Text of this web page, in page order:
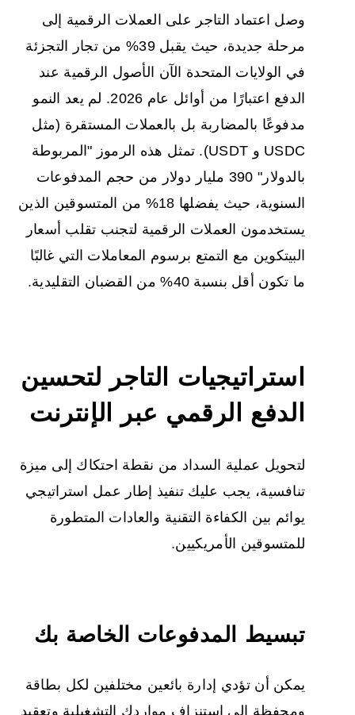
وصل اعتماد التاجر على العملات الرقمية إلى
مرحلة جديدة، حيث يقبل 39% من تجار التجزئة
في الولايات المتحدة الآن الأصول الرقمية عند
الدفع اعتبارًا من أوائل عام 2026. لم يعد النمو
مدفوعًا بالمضاربة بل بالعملات المستقرة (مثل
USDC و USDT). تمثل هذه الرموز "المربوطة
بالدولار" 390 مليار دولار من حجم المدفوعات
السنوية، حيث يفضلها 18% من المتسوقين الذين
يستخدمون العملات الرقمية لتجنب تقلب أسعار
البيتكوين مع التمتع برسوم المعاملات التي غالبًا
ما تكون أقل بنسبة 40% من القضبان التقليدية.
استراتيجيات التاجر لتحسين
الدفع الرقمي عبر الإنترنت
لتحويل عملية السداد من نقطة احتكاك إلى ميزة
تنافسية، يجب عليك تنفيذ إطار عمل استراتيجي
يوائم بين الكفاءة التقنية والعادات المتطورة
للمتسوقين الأمريكيين.
تبسيط المدفوعات الخاصة بك
يمكن أن تؤدي إدارة بائعين مختلفين لكل بطاقة
ومحفظة إلى استنزاف مواردك التشغيلية وتعقيد